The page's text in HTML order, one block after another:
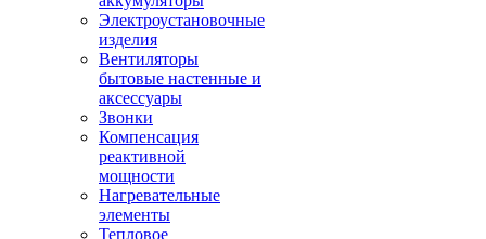
Электроустановочные
изделия
Вентиляторы
бытовые настенные и
аксессуары
Звонки
Компенсация
реактивной
мощности
Нагревательные
элементы
Тепловое